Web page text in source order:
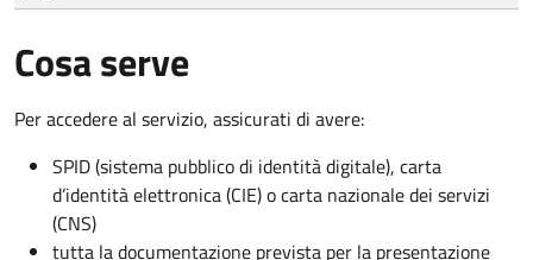
Cosa serve
Per accedere al servizio, assicurati di avere:
SPID (sistema pubblico di identità digitale), carta
d’identità elettronica (CIE) o carta nazionale dei servizi
(CNS)
tutta la documentazione prevista per la presentazione